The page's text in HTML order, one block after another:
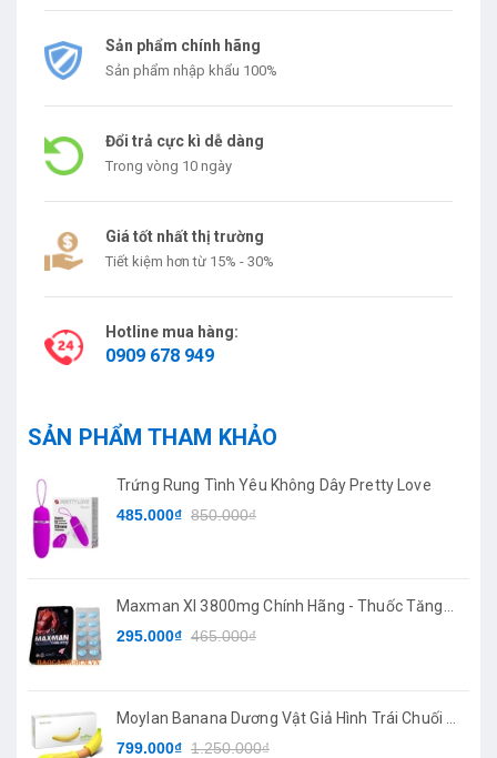
Sản phẩm chính hãng
Sản phẩm nhập khẩu 100%
Đổi trả cực kì dễ dàng
Trong vòng 10 ngày
Giá tốt nhất thị trường
Tiết kiệm hơn từ 15% - 30%
Hotline mua hàng:
0909 678 949
SẢN PHẨM THAM KHẢO
Trứng Rung Tình Yêu Không Dây Pretty Love
485.000₫ 850.000₫
Maxman XI 3800mg Chính Hãng - Thuốc Tăng
Cường Sinh Lý
295.000₫ 465.000₫
Moylan Banana Dương Vật Giả Hình Trái Chuối 7
Chế Độ Rung
799.000₫ 1.250.000₫